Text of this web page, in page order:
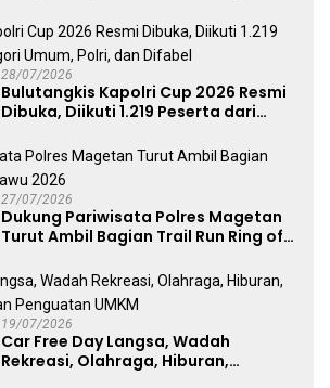
Atlet Nasional
28/07/2026
Bulutangkis Kapolri Cup 2026 Resmi
Dibuka, Diikuti 1.219 Peserta dari
27/07/2026
Dukung Pariwisata Polres Magetan
Turut Ambil Bagian Trail Run Ring of
19/07/2026
Car Free Day Langsa, Wadah
Rekreasi, Olahraga, Hiburan,